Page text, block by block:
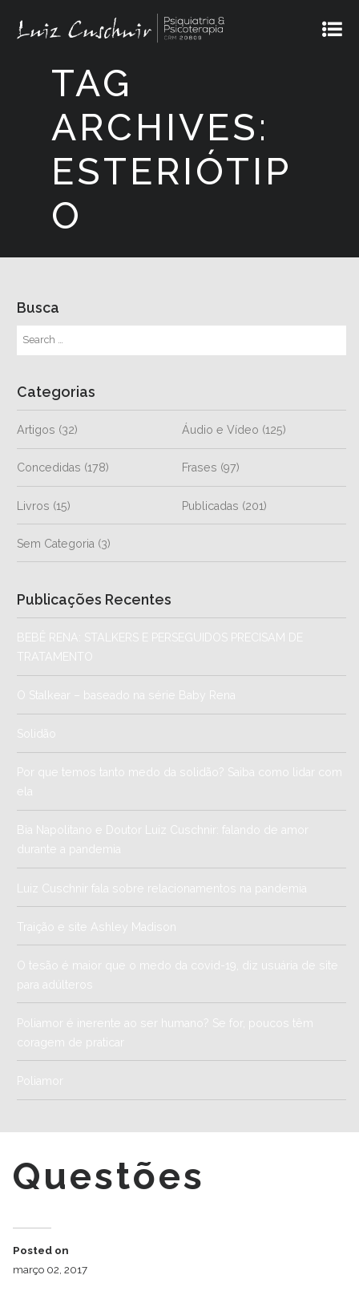
TAG
ARCHIVES:
ESTERIÓTIP
O
Busca
Categorias
Artigos (32) Áudio e Vídeo (125)
Concedidas (178) Frases (97)
Livros (15) Publicadas (201)
Sem Categoria (3)
Publicações Recentes
BEBÊ RENA: STALKERS E PERSEGUIDOS PRECISAM DE
TRATAMENTO
O Stalkear – baseado na série Baby Rena
Solidão
Por que temos tanto medo da solidão? Saiba como lidar com
ela
Bia Napolitano e Doutor Luiz Cuschnir: falando de amor
durante a pandemia
Luiz Cuschnir fala sobre relacionamentos na pandemia
Traição e site Ashley Madison
O tesão é maior que o medo da covid-19, diz usuária de site
para adúlteros
Poliamor é inerente ao ser humano? Se for, poucos têm
coragem de praticar
Poliamor
Questões
Posted on
março 02, 2017